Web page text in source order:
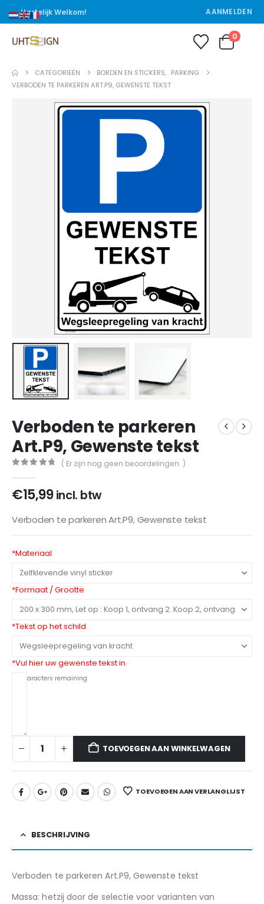
Hartelijk Welkom! AANMELDEN
0
CATEGORIEËN BORDEN EN STICKERS, PARKING
VERBODEN TE PARKEREN ART.P9, GEWENSTE TEKST
Verboden te parkeren
Art.P9, Gewenste tekst
( Er zijn nog geen beoordelingen. )
€15,99 incl. btw
Verboden te parkeren Art.P9, Gewenste tekst
*Materiaal
*Formaat / Grootte
*Tekst op het schild
*Vul hier uw gewenste tekst in
characters remaining
TOEVOEGEN AAN WINKELWAGEN
TOEVOEGEN AAN VERLANGLIJST
BESCHRIJVING
Verboden te parkeren Art.P9, Gewenste tekst
Massa: hetzij door de selectie voor varianten van